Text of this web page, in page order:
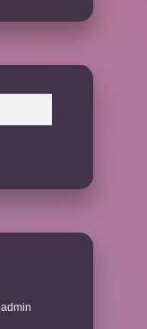
admin